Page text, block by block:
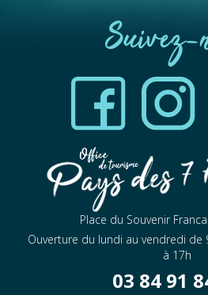
Suivez-
Place du Souvenir
Ouverture du lundi au vendredi de
à 17h
03 84 91